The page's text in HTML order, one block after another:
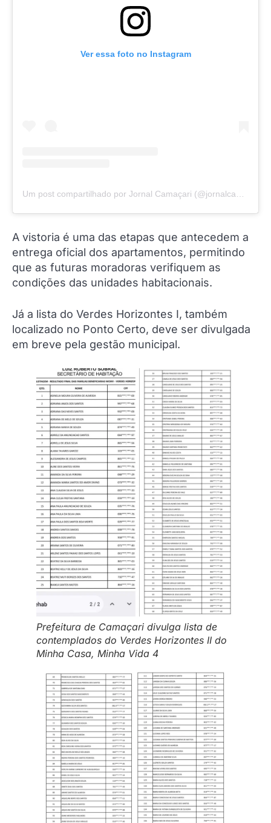
Ver essa foto no Instagram
A vistoria é uma das etapas que antecedem a
entrega oficial dos apartamentos, permitindo
que as futuras moradoras verifiquem as
condições das unidades habitacionais.
Já a lista do Verdes Horizontes I, também
localizado no Ponto Certo, deve ser divulgada
em breve pela gestão municipal.
Prefeitura de Camaçari divulga lista de
contemplados do Verdes Horizontes II do
Minha Casa, Minha Vida 4